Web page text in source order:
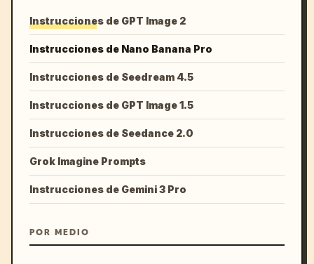
Instrucciones de GPT Image 2
Instrucciones de Nano Banana Pro
Instrucciones de Seedream 4.5
Instrucciones de GPT Image 1.5
Instrucciones de Seedance 2.0
Grok Imagine Prompts
Instrucciones de Gemini 3 Pro
POR MEDIO